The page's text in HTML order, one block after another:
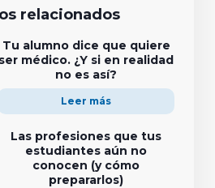
relacionados
Tu alumno dice que quiere
ser médico. ¿Y si en realidad
no es así?
Leer más
Las profesiones que tus
estudiantes aún no
conocen (y cómo
prepararlos)